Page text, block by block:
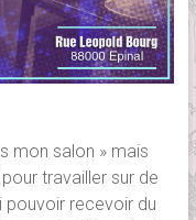
mon salon » mais
travailler sur de
pouvoir recevoir du